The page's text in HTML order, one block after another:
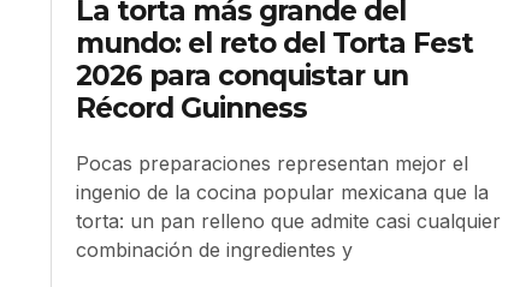
La torta más grande del
mundo: el reto del Torta Fest
2026 para conquistar un
Récord Guinness
Pocas preparaciones representan mejor el
ingenio de la cocina popular mexicana que la
torta: un pan relleno que admite casi cualquier
combinación de ingredientes y